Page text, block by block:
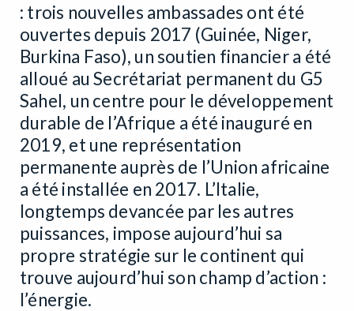
: trois nouvelles ambassades ont été
ouvertes depuis 2017 (Guinée, Niger,
Burkina Faso), un soutien financier a été
alloué au Secrétariat permanent du G5
Sahel, un centre pour le développement
durable de l’Afrique a été inauguré en
2019, et une représentation
permanente auprès de l’Union africaine
a été installée en 2017. L’Italie,
longtemps devancée par les autres
puissances, impose aujourd’hui sa
propre stratégie sur le continent qui
trouve aujourd’hui son champ d’action :
l’énergie.